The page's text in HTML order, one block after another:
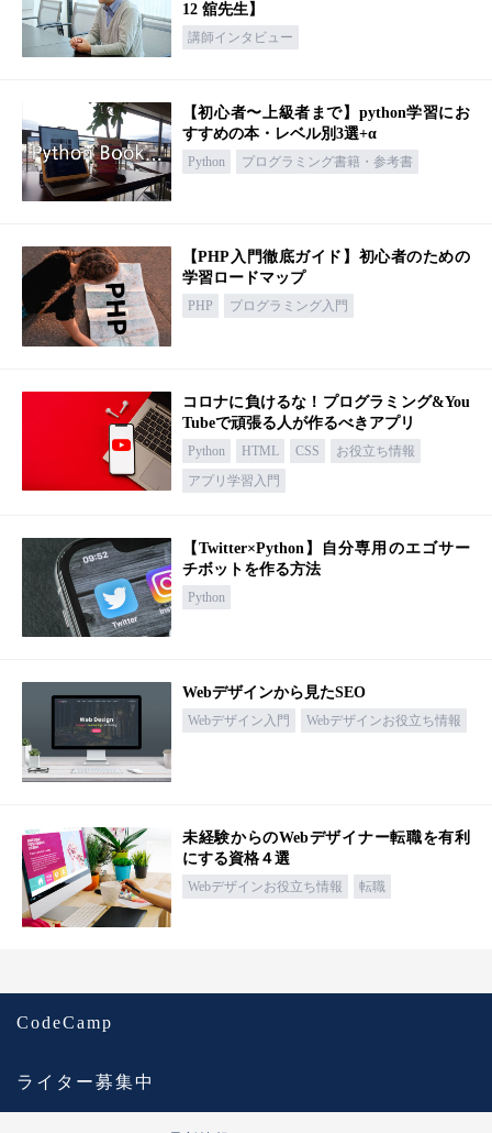
12 舘先生】
講師インタビュー
【初心者〜上級者まで】python学習にお
すすめの本・レベル別3選+α
Python プログラミング書籍・参考書
【PHP入門徹底ガイド】初心者のための
学習ロードマップ
PHP プログラミング入門
コロナに負けるな！プログラミング&You
Tubeで頑張る人が作るべきアプリ
Python HTML CSS
お役立ち情報
アプリ学習入門
【Twitter×Python】自分専用のエゴサー
チボットを作る方法
Python
Webデザインから見たSEO
Webデザイン入門 Webデザインお役立ち情報
未経験からのWebデザイナー転職を有利
にする資格４選
Webデザインお役立ち情報 転職
CodeCamp
ライター募集中